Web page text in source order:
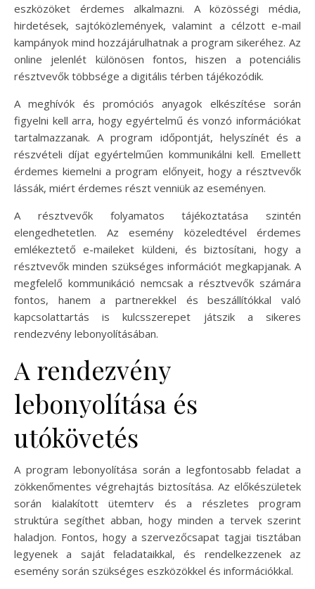
eszközöket érdemes alkalmazni. A közösségi média,
hirdetések, sajtóközlemények, valamint a célzott e-mail
kampányok mind hozzájárulhatnak a program sikeréhez. Az
online jelenlét különösen fontos, hiszen a potenciális
résztvevők többsége a digitális térben tájékozódik.
A meghívók és promóciós anyagok elkészítése során
figyelni kell arra, hogy egyértelmű és vonzó információkat
tartalmazzanak. A program időpontját, helyszínét és a
részvételi díjat egyértelműen kommunikálni kell. Emellett
érdemes kiemelni a program előnyeit, hogy a résztvevők
lássák, miért érdemes részt venniük az eseményen.
A résztvevők folyamatos tájékoztatása szintén
elengedhetetlen. Az esemény közeledtével érdemes
emlékeztető e-maileket küldeni, és biztosítani, hogy a
résztvevők minden szükséges információt megkapjanak. A
megfelelő kommunikáció nemcsak a résztvevők számára
fontos, hanem a partnerekkel és beszállítókkal való
kapcsolattartás is kulcsszerepet játszik a sikeres
rendezvény lebonyolításában.
A rendezvény
lebonyolítása és
utókövetés
A program lebonyolítása során a legfontosabb feladat a
zökkenőmentes végrehajtás biztosítása. Az előkészületek
során kialakított ütemterv és a részletes program
struktúra segíthet abban, hogy minden a tervek szerint
haladjon. Fontos, hogy a szervezőcsapat tagjai tisztában
legyenek a saját feladataikkal, és rendelkezzenek az
esemény során szükséges eszközökkel és információkkal.